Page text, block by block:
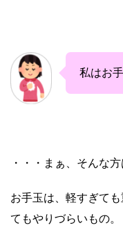
私はお
・・・まぁ、そんな
お手玉は、軽すぎて
てもやりづらいもの。